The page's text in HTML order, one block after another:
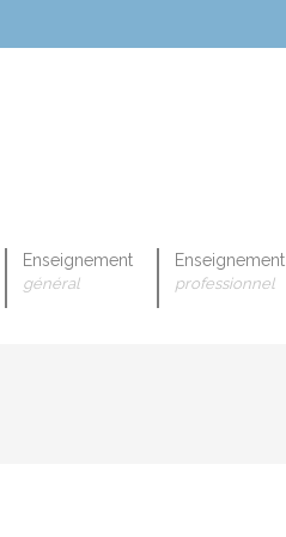
Enseignement
général
Enseignement
professionnel